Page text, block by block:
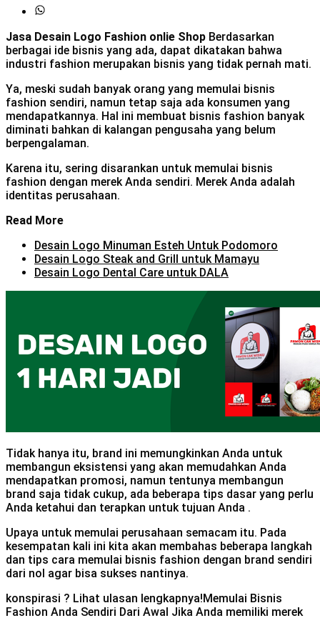
Jasa Desain Logo Fashion onlie Shop Berdasarkan
berbagai ide bisnis yang ada, dapat dikatakan bahwa
industri fashion merupakan bisnis yang tidak pernah mati.
Ya, meski sudah banyak orang yang memulai bisnis
fashion sendiri, namun tetap saja ada konsumen yang
mendapatkannya. Hal ini membuat bisnis fashion banyak
diminati bahkan di kalangan pengusaha yang belum
berpengalaman.
Karena itu, sering disarankan untuk memulai bisnis
fashion dengan merek Anda sendiri. Merek Anda adalah
identitas perusahaan.
Read More
Desain Logo Minuman Esteh Untuk Podomoro
Desain Logo Steak and Grill untuk Mamayu
Desain Logo Dental Care untuk DALA
Tidak hanya itu, brand ini memungkinkan Anda untuk
membangun eksistensi yang akan memudahkan Anda
mendapatkan promosi, namun tentunya membangun
brand saja tidak cukup, ada beberapa tips dasar yang perlu
Anda ketahui dan terapkan untuk tujuan Anda .
Upaya untuk memulai perusahaan semacam itu. Pada
kesempatan kali ini kita akan membahas beberapa langkah
dan tips cara memulai bisnis fashion dengan brand sendiri
dari nol agar bisa sukses nantinya.
konspirasi ? Lihat ulasan lengkapnya!Memulai Bisnis
Fashion Anda Sendiri Dari Awal Jika Anda memiliki merek